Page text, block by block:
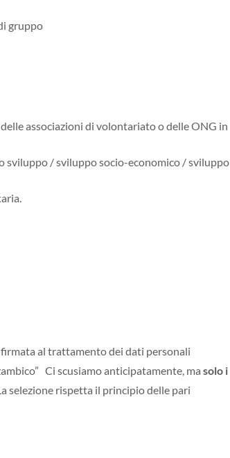
gruppo
associazioni di volontariato o delle ONG in
sviluppo / sviluppo socio-economico / sviluppo
firmata al trattamento dei dati personali
Ci scusiamo anticipatamente, masolo i
selezione rispetta il principio delle pari